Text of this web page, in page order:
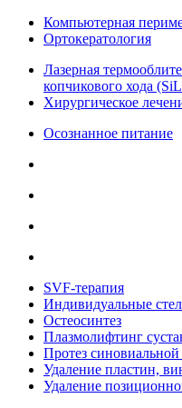
Компьютерная
Ортокератология
Лазерная
копчикового хода
Хирургическое
Осознанное питание
SVF-терапия
Индивидуальные
Остеосинтез
Плазмолифтинг
Протез
Удаление пластин,
Удаление